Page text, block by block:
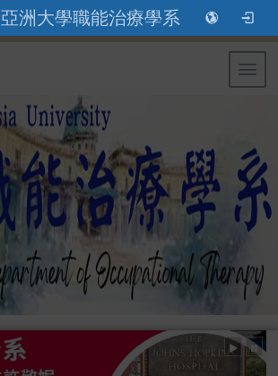
亞洲大學職能治療學系